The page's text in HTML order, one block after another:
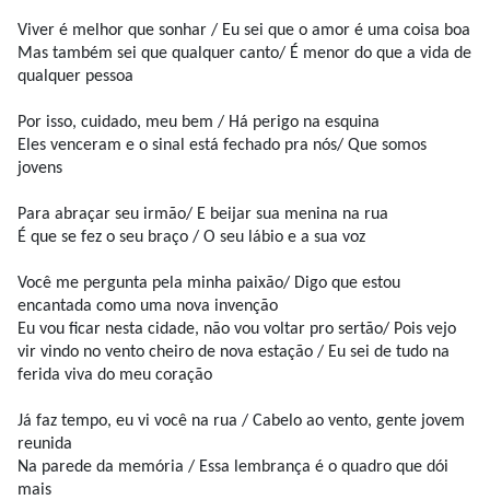
Viver é melhor que sonhar / Eu sei que o amor é uma coisa boa
Mas também sei que qualquer canto/ É menor do que a vida de
qualquer pessoa
Por isso, cuidado, meu bem / Há perigo na esquina
Eles venceram e o sinal está fechado pra nós/ Que somos
jovens
Para abraçar seu irmão/ E beijar sua menina na rua
É que se fez o seu braço / O seu lábio e a sua voz
Você me pergunta pela minha paixão/ Digo que estou
encantada como uma nova invenção
Eu vou ficar nesta cidade, não vou voltar pro sertão/ Pois vejo
vir vindo no vento cheiro de nova estação / Eu sei de tudo na
ferida viva do meu coração
Já faz tempo, eu vi você na rua / Cabelo ao vento, gente jovem
reunida
Na parede da memória / Essa lembrança é o quadro que dói
mais